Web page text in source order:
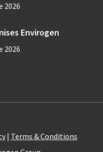
2026
Envirogen
2026
| Terms & Conditions